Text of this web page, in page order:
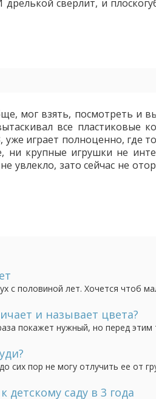
сверлит, и
мог взять, посмотреть и
все пластиковые
уже играет полноценно, где
крупные игрушки не
увлекло, зато сейчас не
с половиной лет. Хочется чтоб
и называет цвета?
покажет нужный, но перед
"желтый" и др.). Воспитатель в...
сих пор не могу отлучить ее от
на 10 дней с пневмонией...
детскому саду в 3 года